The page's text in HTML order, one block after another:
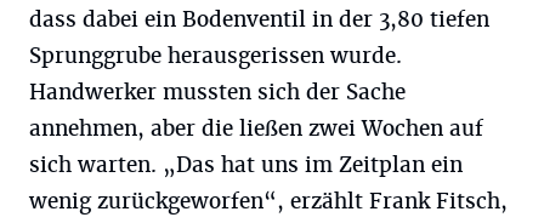
dass dabei ein Bodenventil in der 3,80 tiefen
Sprunggrube herausgerissen wurde.
Handwerker mussten sich der Sache
annehmen, aber die ließen zwei Wochen auf
sich warten. „Das hat uns im Zeitplan ein
wenig zurückgeworfen“, erzählt Frank Fitsch,